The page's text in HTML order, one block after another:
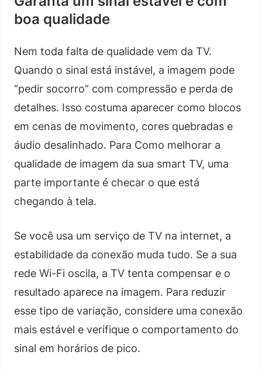
boa qualidade
Nem toda falta de qualidade vem da TV.
Quando o sinal está instável, a imagem pode
“pedir socorro” com compressão e perda de
detalhes. Isso costuma aparecer como blocos
em cenas de movimento, cores quebradas e
áudio desalinhado. Para Como melhorar a
qualidade de imagem da sua smart TV, uma
parte importante é checar o que está
chegando à tela.
Se você usa um serviço de TV na internet, a
estabilidade da conexão muda tudo. Se a sua
rede Wi-Fi oscila, a TV tenta compensar e o
resultado aparece na imagem. Para reduzir
esse tipo de variação, considere uma conexão
mais estável e verifique o comportamento do
sinal em horários de pico.